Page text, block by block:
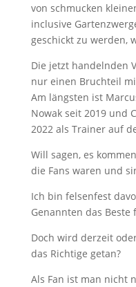
von schmucken
inclusive
geschickt zu werden,
Die jetzt handelnden
nur einen Bruchteil
Am längsten ist
Nowak seit 2019 und
2022 als Trainer auf
Will sagen, es
die Fans waren und
Ich bin felsenfest
Genannten das
Doch wird derzeit
das Richtige getan?
Als Fan ist man nicht